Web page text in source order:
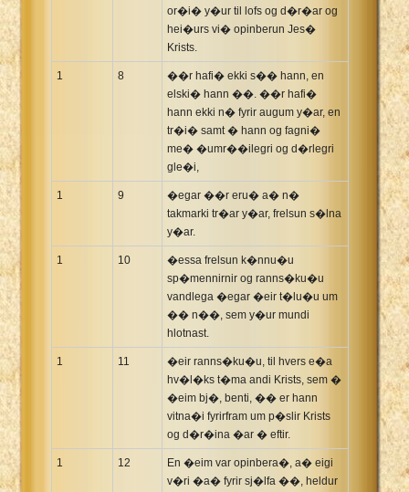
or�i� y�ur til lofs og d�r�ar og
hei�urs vi� opinberun Jes�
Krists.
1 8
��r hafi� ekki s�� hann, en
elski� hann ��. ��r hafi�
hann ekki n� fyrir augum y�ar, en
tr�i� samt � hann og fagni�
me� �umr��ilegri og d�rlegri
gle�i,
1 9
�egar ��r eru� a� n�
takmarki tr�ar y�ar, frelsun s�lna
y�ar.
1 10
�essa frelsun k�nnu�u
sp�mennirnir og ranns�ku�u
vandlega �egar �eir t�lu�u um
�� n��, sem y�ur mundi
hlotnast.
1 11
�eir ranns�ku�u, til hvers e�a
hv�l�ks t�ma andi Krists, sem �
�eim bj�, benti, �� er hann
vitna�i fyrirfram um p�slir Krists
og d�r�ina �ar � eftir.
1 12
En �eim var opinbera�, a� eigi
v�ri �a� fyrir sj�lfa ��, heldur